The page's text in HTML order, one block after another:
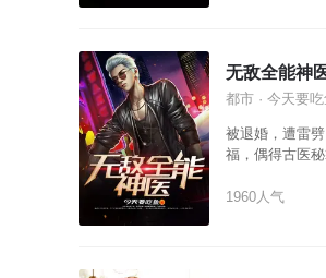
无敌全能神
都市 · 今天要吃
被退婚，遭雷
福，偶得古医
出大山，横扫都
1960人气